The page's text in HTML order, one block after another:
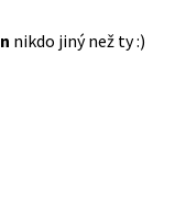
nikdo jiný než ty :)